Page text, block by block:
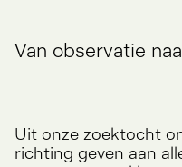
Van observatie
Uit onze zoektocht
richting geven aan